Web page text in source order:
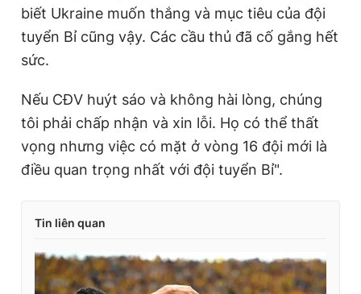
biết Ukraine muốn thắng và mục tiêu của đội
tuyển Bỉ cũng vậy. Các cầu thủ đã cố gắng hết
sức.
Nếu CĐV huýt sáo và không hài lòng, chúng
tôi phải chấp nhận và xin lỗi. Họ có thể thất
vọng nhưng việc có mặt ở vòng 16 đội mới là
điều quan trọng nhất với đội tuyển Bỉ".
Tin liên quan